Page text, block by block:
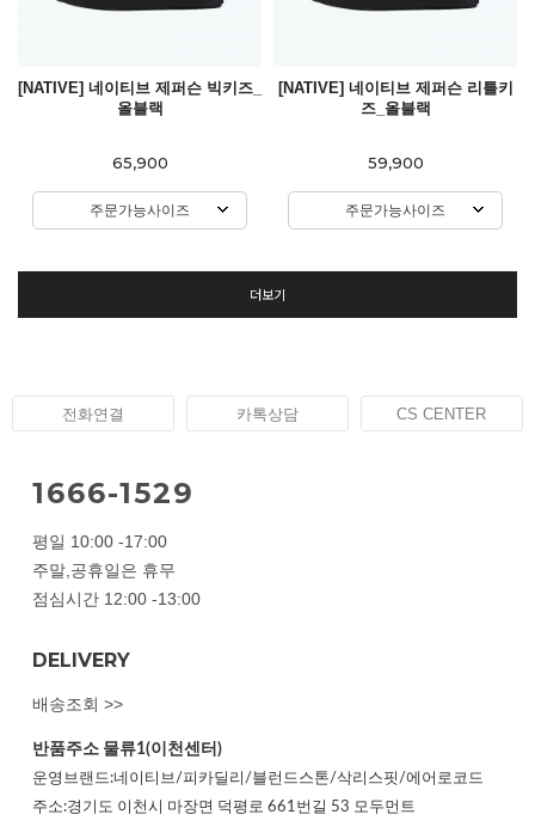
[NATIVE] 네이티브 제퍼슨 빅키즈_
올블랙
65,900
주문가능사이즈
[NATIVE] 네이티브 제퍼슨 리틀키
즈_올블랙
59,900
주문가능사이즈
더보기
전화연결 카톡상담 CS CENTER
1666-1529
평일 10:00 -17:00
주말,공휴일은 휴무
점심시간 12:00 -13:00
DELIVERY
배송조회 >>
반품주소 물류1(이천센터)
운영브랜드:네이티브/피카딜리/블런드스톤/삭리스핏/에어로코드
주소:경기도 이천시 마장면 덕평로 661번길 53 모두먼트